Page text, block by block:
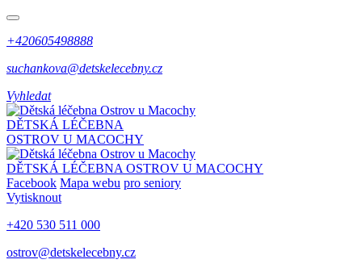
+420605498888
suchankova@detskelecebny.cz
Vyhledat
DĚTSKÁ LÉČEBNA
OSTROV U MACOCHY
DĚTSKÁ LÉČEBNA OSTROV U MACOCHY
Facebook Mapa webu pro seniory
Vytisknout
+420 530 511 000
ostrov@detskelecebny.cz